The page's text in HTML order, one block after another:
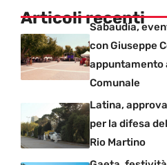
Articoli recenti
Sabaudia,
con Giuseppe
appuntamento
Comunale
Latina,
per la difesa
Rio Martino